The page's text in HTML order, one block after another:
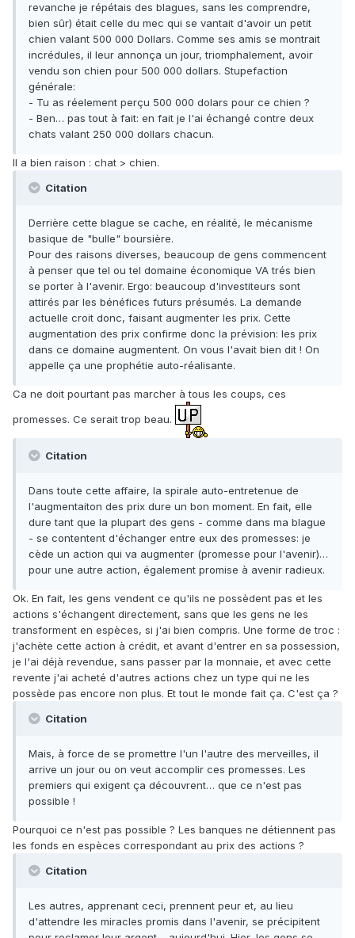
revanche je répétais des blagues, sans les comprendre,
bien sûr) était celle du mec qui se vantait d'avoir un petit
chien valant 500 000 Dollars. Comme ses amis se montrait
incrédules, il leur annonça un jour, triomphalement, avoir
vendu son chien pour 500 000 dollars. Stupefaction
générale:
- Tu as réelement perçu 500 000 dolars pour ce chien ?
- Ben… pas tout à fait: en fait je l'ai échangé contre deux
chats valant 250 000 dollars chacun.
Il a bien raison : chat > chien.
Citation
Derrière cette blague se cache, en réalité, le mécanisme
basique de "bulle" boursière.
Pour des raisons diverses, beaucoup de gens commencent
à penser que tel ou tel domaine économique VA trés bien
se porter à l'avenir. Ergo: beaucoup d'investiteurs sont
attirés par les bénéfices futurs présumés. La demande
actuelle croit donc, faisant augmenter les prix. Cette
augmentation des prix confirme donc la prévision: les prix
dans ce domaine augmentent. On vous l'avait bien dit ! On
appelle ça une prophétie auto-réalisante.
Ca ne doit pourtant pas marcher à tous les coups, ces
promesses. Ce serait trop beau.
Citation
Dans toute cette affaire, la spirale auto-entretenue de
l'augmentaiton des prix dure un bon moment. En fait, elle
dure tant que la plupart des gens - comme dans ma blague
- se contentent d'échanger entre eux des promesses: je
cède un action qui va augmenter (promesse pour l'avenir)…
pour une autre action, également promise à avenir radieux.
Ok. En fait, les gens vendent ce qu'ils ne possèdent pas et les
actions s'échangent directement, sans que les gens ne les
transforment en espèces, si j'ai bien compris. Une forme de troc :
j'achète cette action à crédit, et avant d'entrer en sa possession,
je l'ai déjà revendue, sans passer par la monnaie, et avec cette
revente j'ai acheté d'autres actions chez un type qui ne les
possède pas encore non plus. Et tout le monde fait ça. C'est ça ?
Citation
Mais, à force de se promettre l'un l'autre des merveilles, il
arrive un jour ou on veut accomplir ces promesses. Les
premiers qui exigent ça découvrent… que ce n'est pas
possible !
Pourquoi ce n'est pas possible ? Les banques ne détiennent pas
les fonds en espèces correspondant au prix des actions ?
Citation
Les autres, apprenant ceci, prennent peur et, au lieu
d'attendre les miracles promis dans l'avenir, se précipitent